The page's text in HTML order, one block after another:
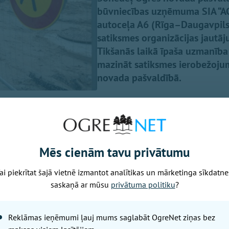
būvniecības uzņēmuma SIA
autoceļa A6
satiksmes organizācijas
Tikšanās laikā īpaša
mazināt satiksmes
novada pašvaldībā.
veicēju sniegto informāciju pašlaik slēgto braukšanas
atvērt satiksmei šī gada septembrī. Pēc tam
saglabājot satiksmes organizāciju atbilstoši darbu
tehnoloģiskās prasības, ziemas sezonā objektā
lai nodrošinātu būvdarbu kvalitāti un
Mēs cienām tavu privātumu
piekrītat šajā vietnē izmantot analītikas un mārketinga
saskaņā ar mūsu privātuma politiku?
Reklāmas ieņēmumi ļauj mums saglabāt OgreNet ziņas bez